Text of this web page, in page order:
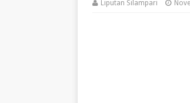
Liputan Silampari